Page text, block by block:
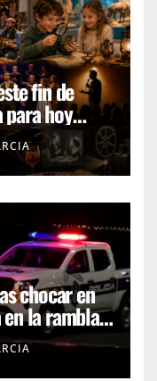
fin de
hoy
chocar en
la rambla